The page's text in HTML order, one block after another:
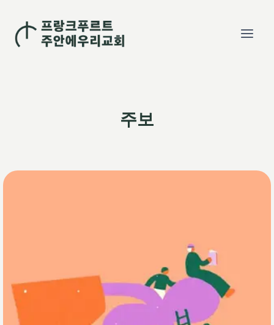
content
주보